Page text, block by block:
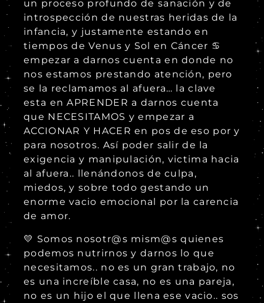
un proceso profundo de sanación y de
introspección de nuestras heridas de la
infancia, y justamente estando en
tiempos de Venus y Sol en Cáncer ♋
empezar a darnos cuenta en donde no
nos estamos prestando atención, pero
se la reclamamos al afuera… la clave
esta en APRENDER a darnos cuenta
que NECESITAMOS y empezar a
ACCIONAR Y HACER en pos de eso por y
para nosotros. Así poder salir de la
exigencia y manipulación, victima hacia
al afuera.. llenándonos de culpa,
miedos, y sobre todo gestando un
enorme vacio emocional por la carencia
de amor.
💛 Somos nosotr@s mism@s quienes
podemos nutrirnos y darnos lo que
necesitamos.. no es un gran trabajo, no
es una increíble casa, no es una pareja,
no es un hijo el que llena ese vacio.. sos